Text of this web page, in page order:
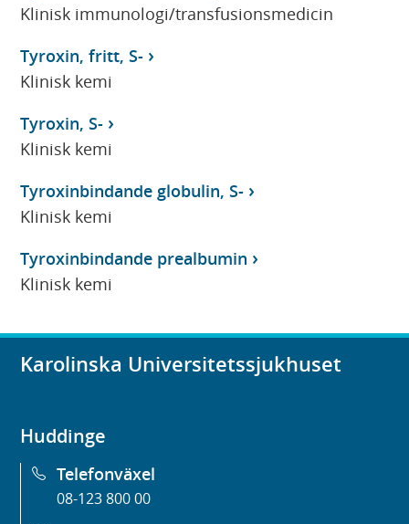
Klinisk immunologi/transfusionsmedicin
Tyroxin, fritt, S-
Klinisk kemi
Tyroxin, S-
Klinisk kemi
Tyroxinbindande globulin, S-
Klinisk kemi
Tyroxinbindande prealbumin
Klinisk kemi
Karolinska Universitetssjukhuset
Huddinge
Telefonväxel
08-123 800 00